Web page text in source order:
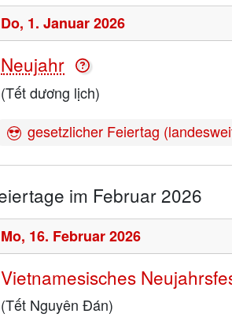
Do, 1. Januar 2026
Neujahr
(Tết dương lịch)
gesetzlicher Feiertag
im Februar 2026
Mo, 16. Februar 2026
Vietnamesisches
(Tết Nguyên Đán)